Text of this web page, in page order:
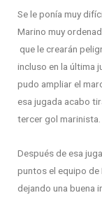
Se le ponía muy
Marino muy
que le crearán
incluso en la última
pudo ampliar el
esa jugada acabo
tercer gol marinista.
Después de esa
puntos el equipo de
dejando una buena